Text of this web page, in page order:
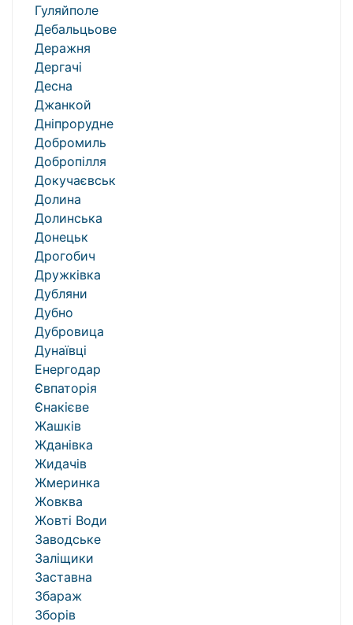
Гуляйполе
Дебальцьове
Деражня
Дергачі
Десна
Джанкой
Дніпрорудне
Добромиль
Добропілля
Докучаєвськ
Долина
Долинська
Донецьк
Дрогобич
Дружківка
Дубляни
Дубно
Дубровица
Дунаївці
Енергодар
Євпаторія
Єнакієве
Жашків
Жданівка
Жидачів
Жмеринка
Жовква
Жовті Води
Заводське
Заліщики
Заставна
Збараж
Зборів